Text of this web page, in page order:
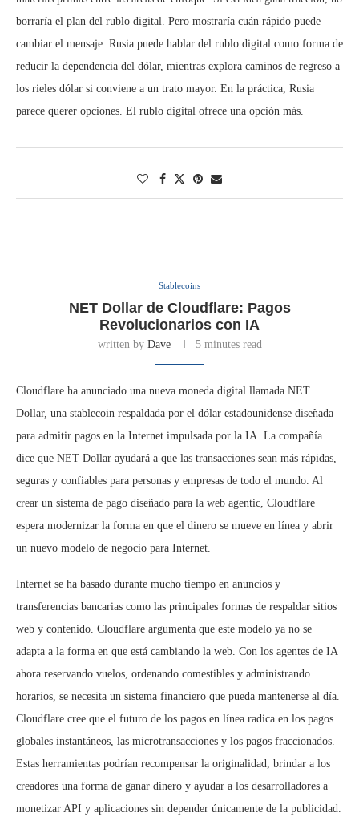
borraría el plan del rublo digital. Pero mostraría cuán rápido puede
cambiar el mensaje: Rusia puede hablar del rublo digital como forma de
reducir la dependencia del dólar, mientras explora caminos de regreso a
los rieles dólar si conviene a un trato mayor. En la práctica, Rusia
parece querer opciones. El rublo digital ofrece una opción más.
Stablecoins
NET Dollar de Cloudflare: Pagos
Revolucionarios con IA
written by Dave 5 minutes read
Cloudflare ha anunciado una nueva moneda digital llamada NET
Dollar, una stablecoin respaldada por el dólar estadounidense diseñada
para admitir pagos en la Internet impulsada por la IA. La compañía
dice que NET Dollar ayudará a que las transacciones sean más rápidas,
seguras y confiables para personas y empresas de todo el mundo. Al
crear un sistema de pago diseñado para la web agentic, Cloudflare
espera modernizar la forma en que el dinero se mueve en línea y abrir
un nuevo modelo de negocio para Internet.
Internet se ha basado durante mucho tiempo en anuncios y
transferencias bancarias como las principales formas de respaldar sitios
web y contenido. Cloudflare argumenta que este modelo ya no se
adapta a la forma en que está cambiando la web. Con los agentes de IA
ahora reservando vuelos, ordenando comestibles y administrando
horarios, se necesita un sistema financiero que pueda mantenerse al día.
Cloudflare cree que el futuro de los pagos en línea radica en los pagos
globales instantáneos, las microtransacciones y los pagos fraccionados.
Estas herramientas podrían recompensar la originalidad, brindar a los
creadores una forma de ganar dinero y ayudar a los desarrolladores a
monetizar API y aplicaciones sin depender únicamente de la publicidad.